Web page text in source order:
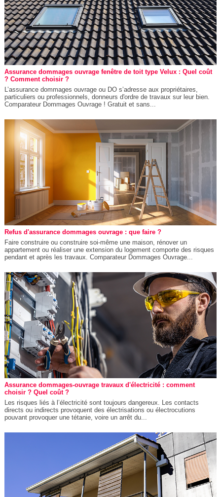
Assurance dommages ouvrage fenêtre de toit type Velux : Quel coût
? Comment choisir ?
L’assurance dommages ouvrage ou DO s’adresse aux propriétaires,
particuliers ou professionnels, donneurs d'ordre de travaux sur leur bien.
Comparateur Dommages Ouvrage ! Gratuit et sans...
Refus d'assurance dommages ouvrage : que faire ?
Faire construire ou construire soi-même une maison, rénover un
appartement ou réaliser une extension du logement comporte des risques
pendant et après les travaux. Comparateur Dommages Ouvrage...
Assurance dommages-ouvrage travaux d'électricité : comment
choisir ? Quel coût ?
Les risques liés à l’électricité sont toujours dangereux. Les contacts
directs ou indirects provoquent des électrisations ou électrocutions
pouvant provoquer une tétanie, voire un arrêt du...